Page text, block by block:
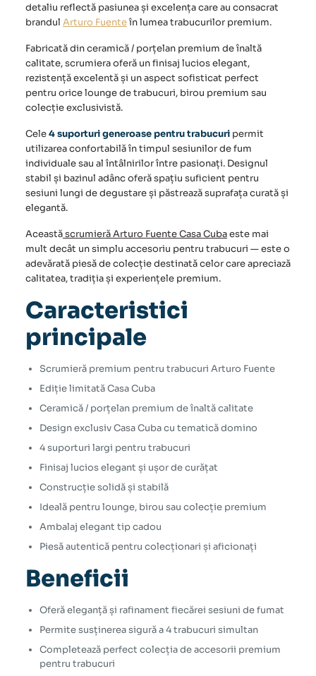
detaliu reflectă pasiunea și excelența care au consacrat
brandul Arturo Fuenteîn lumea trabucurilor premium.
Fabricată din ceramică / porțelan premium de înaltă
calitate, scrumiera oferă un finisaj lucios elegant,
rezistență excelentă și un aspect sofisticat perfect
pentru orice lounge de trabucuri, birou premium sau
colecție exclusivistă.
Cele4 suporturi generoase pentru trabucuri permit
utilizarea confortabilă în timpul sesiunilor de fum
individuale sau al întâlnirilor între pasionați. Designul
stabil și bazinul adânc oferă spațiu suficient pentru
sesiuni lungi de degustare și păstrează suprafața curată și
elegantă.
Aceastăscrumieră Arturo Fuente Casa Cubaeste mai
mult decât un simplu accesoriu pentru trabucuri — este o
adevărată piesă de colecție destinată celor care apreciază
calitatea, tradiția și experiențele premium.
Caracteristici
principale
Scrumieră premium pentru trabucuri Arturo Fuente
Ediție limitată Casa Cuba
Ceramică / porțelan premium de înaltă calitate
Design exclusiv Casa Cuba cu tematică domino
4 suporturi largi pentru trabucuri
Finisaj lucios elegant și ușor de curățat
Construcție solidă și stabilă
Ideală pentru lounge, birou sau colecție premium
Ambalaj elegant tip cadou
Piesă autentică pentru colecționari și aficionați
Beneficii
Oferă eleganță și rafinament fiecărei sesiuni de fumat
Permite susținerea sigură a 4 trabucuri simultan
Completează perfect colecția de accesorii premium
pentru trabucuri